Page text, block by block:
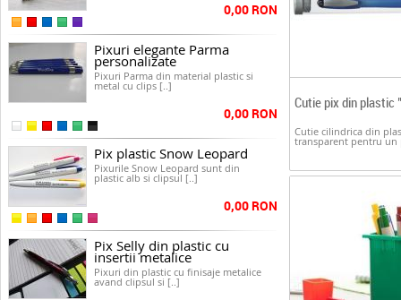
0,00 RON
Pixuri elegante Parma
personalizate
Pixuri Parma din material plastic si
metal cu clips [..]
0,00 RON
Pix plastic Snow Leopard
Pixurile Snow Leopard sunt din
plastic alb si clipsul [..]
0,00 RON
Pix Selly din plastic cu
insertii metalice
Pixuri din plastic cu finisaje metalice
avand clipsul si [..]
Cutie pix din plastic
Cutie cilindrica din
transparent pentru un